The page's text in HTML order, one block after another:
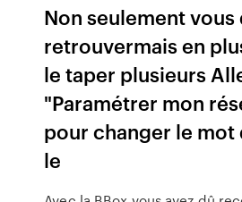
Non seulement vous
retrouvermais en
le taper plusieurs
"Paramétrer mon
pour changer le mot
le